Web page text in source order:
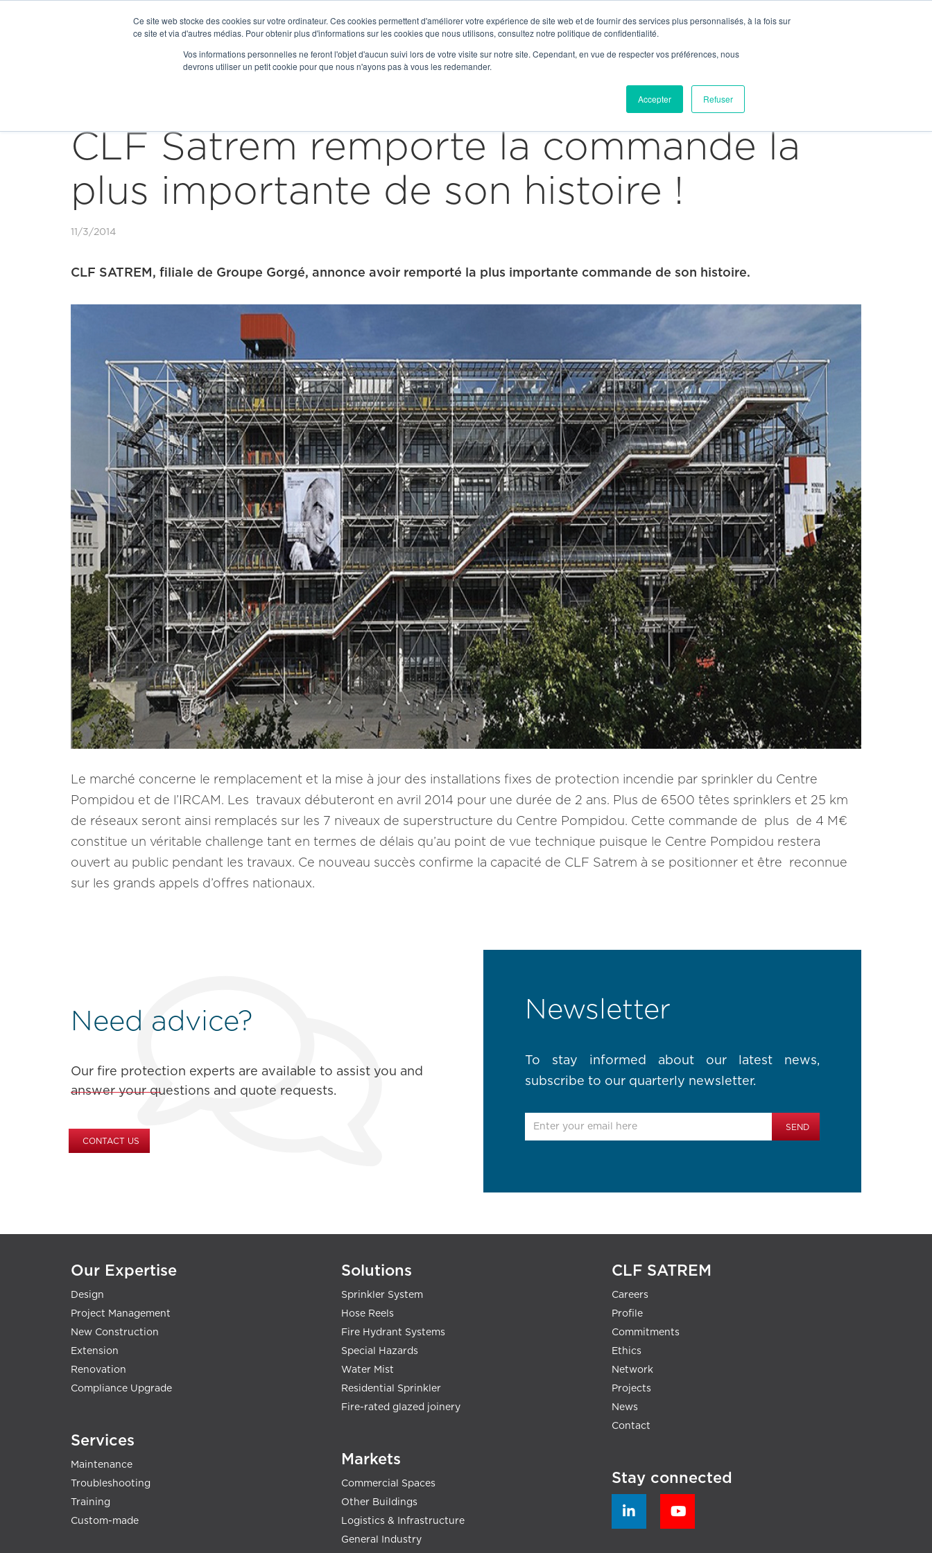
Ce site web stocke des cookies sur votre ordinateur. Ces cookies permettent d'améliorer votre expérience de site web et de fournir des services plus personnalisés, à la fois sur
ce site et via d'autres médias. Pour obtenir plus d'informations sur les cookies que nous utilisons, consultez notre politique de confidentialité.
Vos informations personnelles ne feront l'objet d'aucun suivi lors de votre visite sur notre site. Cependant, en vue de respecter vos préférences, nous
devrons utiliser un petit cookie pour que nous n'ayons pas à vous les redemander.
Accepter Refuser
Get to Know Us Join Us Contact News  Contact
Our Expertise
CLF Satrem remporte la commande la
plus importante de son histoire !
11/3/2014
CLF SATREM, filiale de Groupe Gorgé, annonce avoir remporté la plus importante commande de son histoire.
Le marché concerne le remplacement et la mise à jour des installations fixes de protection incendie par sprinkler du Centre
Pompidou et de l’IRCAM. Les travaux débuteront en avril 2014 pour une durée de 2 ans. Plus de 6500 têtes sprinklers et 25 km
de réseaux seront ainsi remplacés sur les 7 niveaux de superstructure du Centre Pompidou. Cette commande de plus de 4 M€
constitue un véritable challenge tant en termes de délais qu’au point de vue technique puisque le Centre Pompidou restera
ouvert au public pendant les travaux. Ce nouveau succès confirme la capacité de CLF Satrem à se positionner et être reconnue
sur les grands appels d’offres nationaux.
Need advice?
Our fire protection experts are available to assist you and
answer your questions and quote requests.
CONTACT US
Newsletter
To stay informed about our latest news,
subscribe to our quarterly newsletter.
Our Expertise
Design
Project Management
New Construction
Extension
Renovation
Compliance Upgrade
Services
Maintenance
Troubleshooting
Training
Custom-made
Solutions
Sprinkler System
Hose Reels
Fire Hydrant Systems
Special Hazards
Water Mist
Residential Sprinkler
Fire-rated glazed joinery
Markets
Commercial Spaces
Other Buildings
Logistics & Infrastructure
General Industry
CLF SATREM
Careers
Profile
Commitments
Ethics
Network
Projects
News
Contact
Stay connected
 